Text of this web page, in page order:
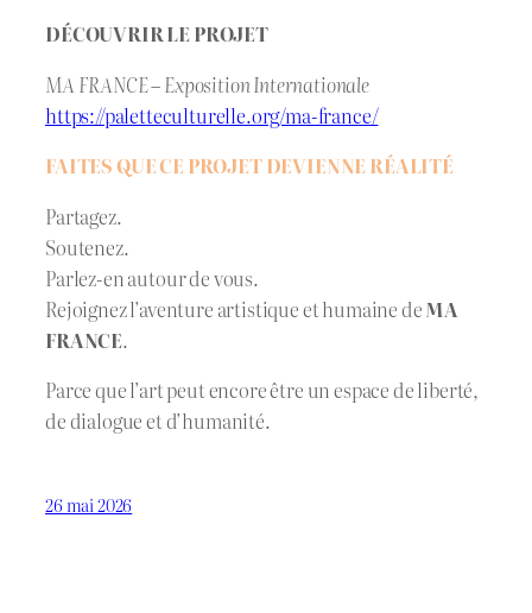
DÉCOUVRIR LE PROJET
MA FRANCE – Exposition Internationale
https://paletteculturelle.org/ma-france/
FAITES QUE CE PROJET DEVIENNE RÉALITÉ
Partagez.
Soutenez.
Parlez-en autour de vous.
Rejoignez l’aventure artistique et humaine deMA
FRANCE.
Parce que l’art peut encore être un espace de liberté,
de dialogue et d’humanité.
26 mai 2026